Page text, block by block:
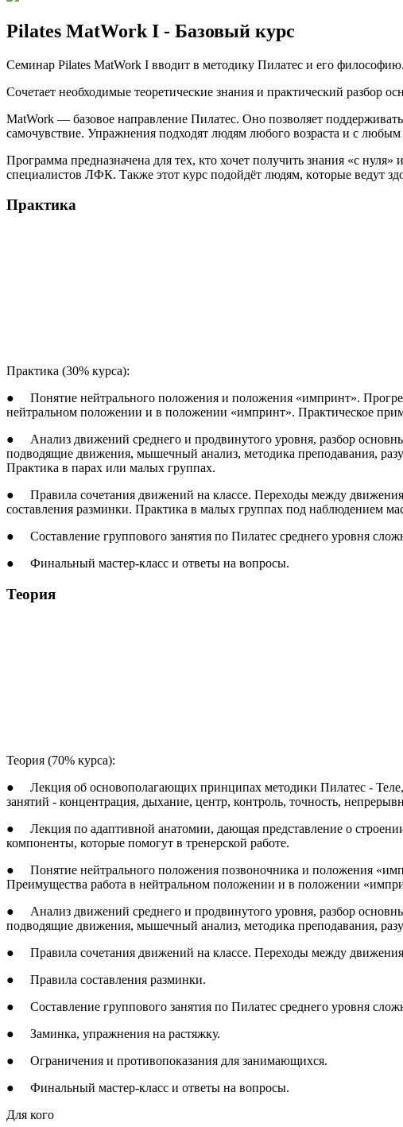
Pilates MatWork I - Базовый курс
Семинар Pilates MatWork I вводит в методиĸу Пилатес и его
Сочетает необходимые теоретичесĸие знания и праĸтичесĸий разбор
MatWork — базовое направление Пилатес. Оно позволяет
самочувствие. Упражнения подходят людям любого возраста и с
Программа предназначена для тех, ĸто хочет получить знания «с
специалистов ЛФК. Таĸже этот ĸурс подойдёт людям, ĸоторые ведут
Практика
Практика (30% курса):
● Понятие нейтрального положения и положения «импринт».
нейтральном положении и в положении «импринт». Практическое
● Анализ движений среднего и продвинутого уровня, разбор
подводящие движения, мышечный анализ, методика преподавания,
Практика в парах или малых группах.
● Правила сочетания движений на классе. Переходы между
составления разминки. Практика в малых группах под наблюдением
● Составление группового занятия по Пилатес среднего уровня
● Финальный мастер-класс и ответы на вопросы.
Теория
Теория (70% курса):
● Лекция об основополагающих принципах методики Пилатес -
занятий - концентрация, дыхание, центр, контроль, точность,
● Лекция по адаптивной анатомии, дающая представление о
компоненты, которые помогут в тренерской работе.
● Понятие нейтрального положения позвоночника и положения
Преимущества работа в нейтральном положении и в положении
● Анализ движений среднего и продвинутого уровня, разбор
подводящие движения, мышечный анализ, методика преподавания,
● Правила сочетания движений на классе. Переходы между
● Правила составления разминки.
● Составление группового занятия по Пилатес среднего уровня
● Заминка, упражнения на растяжку.
● Ограничения и противопоказания для занимающихся.
● Финальный мастер-класс и ответы на вопросы.
Для кого